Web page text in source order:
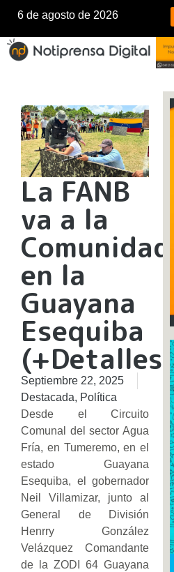
6 de agosto de 2026
La FANB
va a la
Comunidad
en la
Guayana
Esequiba
(+Detalles)
Septiembre 22, 2025
Destacada, Política
Desde el Circuito
Comunal del sector Agua
Fría, en Tumeremo, en el
estado Guayana
Esequiba, el gobernador
Neil Villamizar, junto al
General de División
Henrry González
Velázquez Comandante
de la ZODI 64 Guayana